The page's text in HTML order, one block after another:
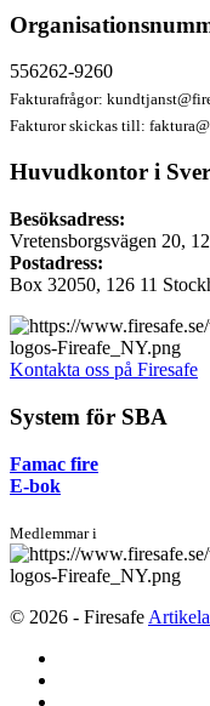
556262-9260
Fakturafrågor:
Fakturor skickas till:
Huvudkontor i
Besöksadress:
Vretensborgsvägen 20,
Postadress:
Box 32050, 126 11
Kontakta oss på Firesafe
System för SBA
Famac fire
E-bok
Medlemmar i
© 2026 - Firesafe